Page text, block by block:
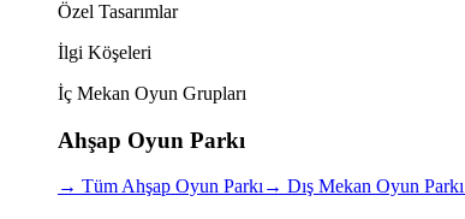
Özel Tasarımlar
İlgi Köşeleri
İç Mekan Oyun Grupları
Ahşap Oyun Parkı
→ Tüm Ahşap Oyun Parkı→ Dış Mekan Oyun Parkı